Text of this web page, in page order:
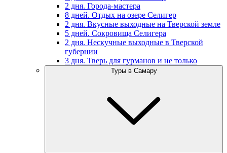
2 дня. Города-мастера
8 дней. Отдых на озере Селигер
2 дня. Вкусные выходные на Тверской земле
5 дней. Сокровища Селигера
2 дня. Нескучные выходные в Тверской
губернии
3 дня. Тверь для гурманов и не только
Туры в Самару